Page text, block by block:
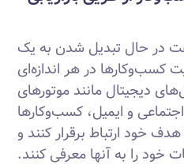
در حال تبدیل شدن به یک
کسب‌وکارها در هر اندازه‌ای
دیجیتال مانند موتورهای
و ایمیل، کسب‌وکارها
خود ارتباط برقرار کنند و
خود را به آنها معرفی کنند.